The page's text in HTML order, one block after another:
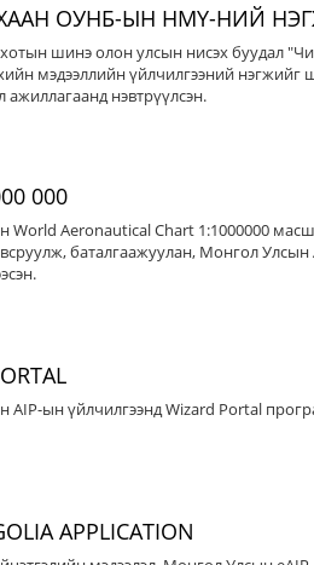
ОУНБ-ЫН НМҮ-НИЙ
шинэ олон улсын нисэх буудал
мэдээллийн үйлчилгээний нэгжийг
ажиллагаанд нэвтрүүлсэн.
000
World Aeronautical Chart 1:1000000
баталгаажуулан, Монгол Улсын
AIP-ын үйлчилгээнд Wizard Portal
APPLICATION